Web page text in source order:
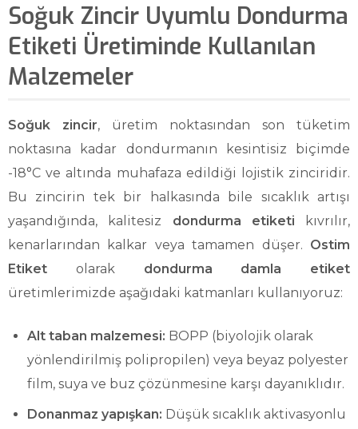
Soğuk Zincir Uyumlu Dondurma
Etiketi Üretiminde Kullanılan
Malzemeler
Soğuk zincir, üretim noktasından son tüketim
noktasına kadar dondurmanın kesintisiz biçimde
-18°C ve altında muhafaza edildiği lojistik zinciridir.
Bu zincirin tek bir halkasında bile sıcaklık artışı
yaşandığında, kalitesiz dondurma etiketi kıvrılır,
kenarlarından kalkar veya tamamen düşer. Ostim
Etiket olarak dondurma damla etiket
üretimlerimizde aşağıdaki katmanları kullanıyoruz:
Alt taban malzemesi: BOPP (biyolojik olarak
yönlendirilmiş polipropilen) veya beyaz polyester
film, suya ve buz çözünmesine karşı dayanıklıdır.
Donanmaz yapışkan: Düşük sıcaklık aktivasyonlu